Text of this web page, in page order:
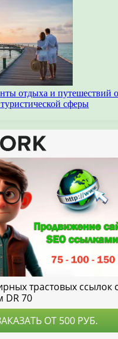
отдыха и путешествий
сферы